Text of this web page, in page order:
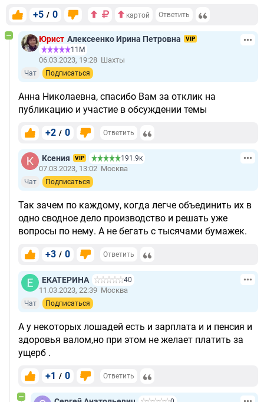
+5 / 0 картой Ответить
Юрист Алексеенко Ирина Петровна VIP
11М
06.03.2023, 19:28 Шахты
Чат Подписаться
Анна Николаевна, спасибо Вам за отклик на
публикацию и участие в обсуждении темы
+2 / 0 Ответить
Ксения VIP 191.9к
07.03.2023, 13:02 Москва
Чат Подписаться
Так зачем по каждому, когда легче объединить их в
одно сводное дело производство и решать уже
вопросы по нему. А не бегать с тысячами бумажек.
+3 / 0 Ответить
ЕКАТЕРИНА 40
11.03.2023, 22:39 Москва
Чат Подписаться
А у некоторых лошадей есть и зарплата и и пенсия и
здоровья валом,но при этом не желает платить за
ущерб .
+1 / 0 Ответить